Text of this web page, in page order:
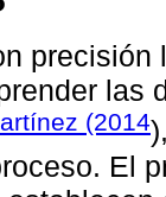
las
(2014
El